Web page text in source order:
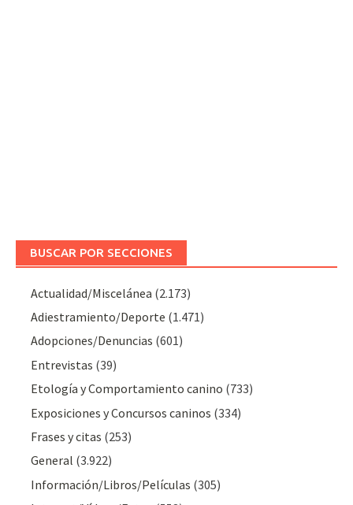
BUSCAR POR SECCIONES
Actualidad/Miscelánea (2.173)
Adiestramiento/Deporte (1.471)
Adopciones/Denuncias (601)
Entrevistas (39)
Etología y Comportamiento canino (733)
Exposiciones y Concursos caninos (334)
Frases y citas (253)
General (3.922)
Información/Libros/Películas (305)